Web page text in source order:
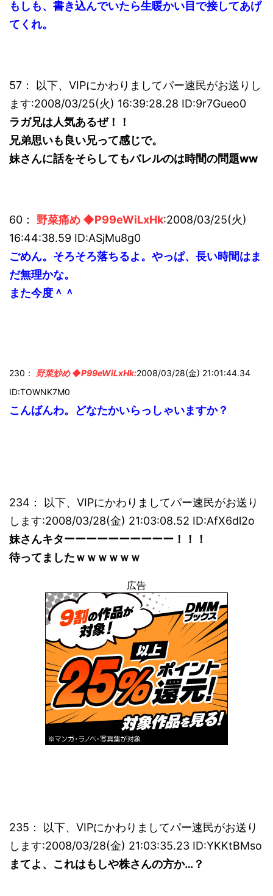
もしも、書き込んでいたら生暖かい目で接してあげ
てくれ。
57： 以下、VIPにかわりましてパー速民がお送りし
ます:2008/03/25(火) 16:39:28.28 ID:9r7Gueo0
ラガ兄は人気あるぜ！！
兄弟思いも良い兄って感じで。
妹さんに話をそらしてもバレルのは時間の問題ww
60： 野菜痛め ◆P99eWiLxHk:2008/03/25(火)
16:44:38.59 ID:ASjMu8g0
ごめん。そろそろ落ちるよ。やっぱ、長い時間はま
だ無理かな。
また今度＾＾
230： 野菜炒め ◆P99eWiLxHk:2008/03/28(金) 21:01:44.34
ID:TOWNK7M0
こんばんわ。どなたかいらっしゃいますか？
234： 以下、VIPにかわりましてパー速民がお送り
します:2008/03/28(金) 21:03:08.52 ID:AfX6dl2o
妹さんキターーーーーーーーーー！！！
待ってましたｗｗｗｗｗｗ
広告
235： 以下、VIPにかわりましてパー速民がお送り
します:2008/03/28(金) 21:03:35.23 ID:YKKtBMso
まてよ、これはもしや株さんの方か…？